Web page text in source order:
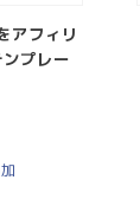
アフィリ
プレー